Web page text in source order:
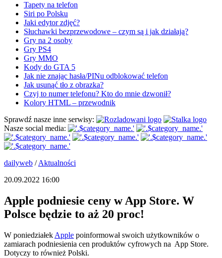
Tapety na telefon
Siri po Polsku
Jaki edytor zdjęć?
Słuchawki bezprzewodowe – czym są i jak działają?
Gry na 2 osoby
Gry PS4
Gry MMO
Kody do GTA 5
Jak nie znając hasła/PINu odblokować telefon
Jak usunąć tło z obrazka?
Czyj to numer telefonu? Kto do mnie dzwonił?
Kolory HTML – przewodnik
Sprawdź nasze inne serwisy:
Nasze social media:
dailyweb /Aktualności
20.09.2022 16:00
Apple podniesie ceny w App Store. W
Polsce będzie to aż 20 proc!
W poniedziałek Apple poinformował swoich użytkowników o
zamiarach podniesienia cen produktów cyfrowych na App Store.
Dotyczy to również Polski.